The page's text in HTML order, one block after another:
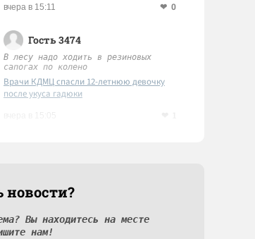
вчера в 15:11 0
Гость 3474
В лесу надо ходить в резиновых
сапогах по колено
Врачи КДМЦ спасли 12-летнюю девочку
после укуса гадюки
новости?
Вы находитесь на месте
нам!